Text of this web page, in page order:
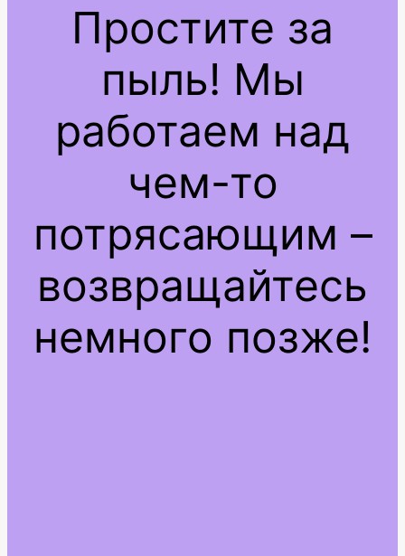
Простите за
пыль! Мы
работаем над
чем-то
потрясающим –
возвращайтесь
немного позже!